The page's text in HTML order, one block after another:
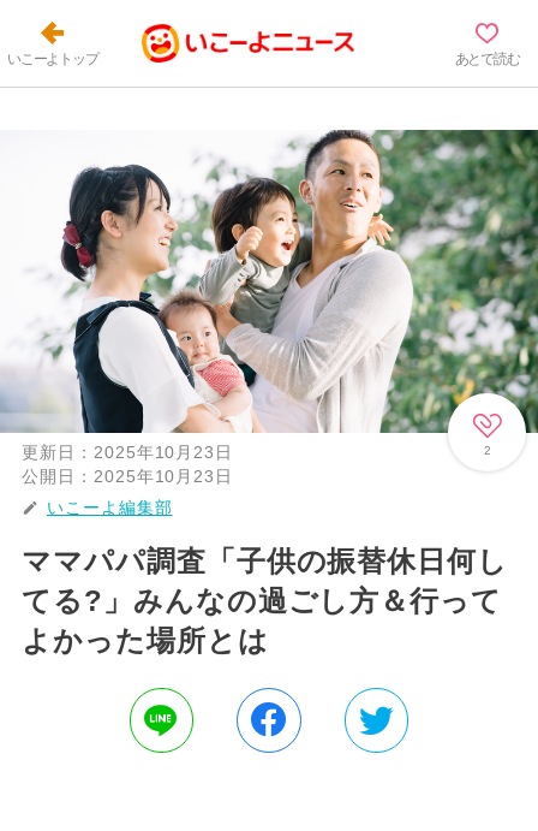
いこーよトップ あとで読む
2
更新日： 2025年10月23日
公開日： 2025年10月23日
いこーよ編集部
ママパパ調査「子供の振替休日何し
てる?」みんなの過ごし方＆行って
よかった場所とは